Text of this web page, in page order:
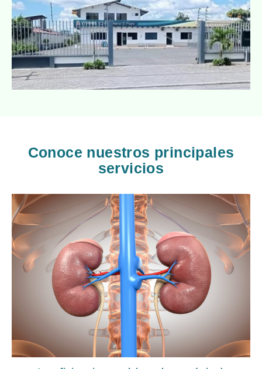
Conoce nuestros principales
servicios